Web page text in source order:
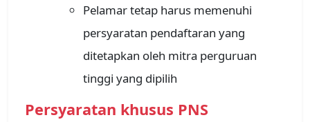
Pelamar tetap harus memenuhi
persyaratan pendaftaran yang
ditetapkan oleh mitra perguruan
tinggi yang dipilih
Persyaratan khusus PNS